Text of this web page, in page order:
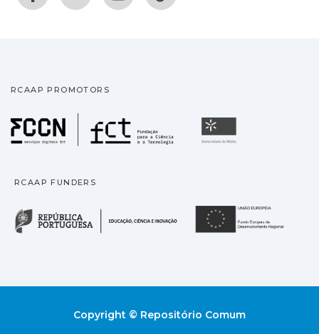
RCAAP PROMOTORS
Fundação para a
RCAAP FUNDERS
República Portuguesa
Copyright © Repositório Comum